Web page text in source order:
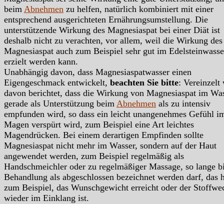
beim Abnehmen zu helfen, natürlich kombiniert mit einer
entsprechend ausgerichteten Ernährungsumstellung. Die
unterstützende Wirkung des Magnesiaspat bei einer Diät ist
deshalb nicht zu verachten, vor allem, weil die Wirkung des
Magnesiaspat auch zum Beispiel sehr gut im
erzielt werden kann.
Unabhängig davon, dass Magnesiaspatwasser einen
Eigengeschmack entwickelt, beachten Sie bitte: Vereinzelt
davon berichtet, dass die Wirkung von Magnesiaspat im
gerade als Unterstützung beim Abnehmen als zu intensiv
empfunden wird, so dass ein leicht unangenehmes Gefühl
Magen verspürt wird, zum Beispiel eine Art leichtes
Magendrücken. Bei einem derartigen Empfinden sollte
Magnesiaspat nicht mehr im Wasser, sondern auf der Haut
angewendet werden, zum Beispiel regelmäßig als
Handschmeichler oder zu regelmäßiger Massage, so lange
Behandlung als abgeschlossen bezeichnet werden darf, das
zum Beispiel, das Wunschgewicht erreicht oder der
wieder im Einklang ist.